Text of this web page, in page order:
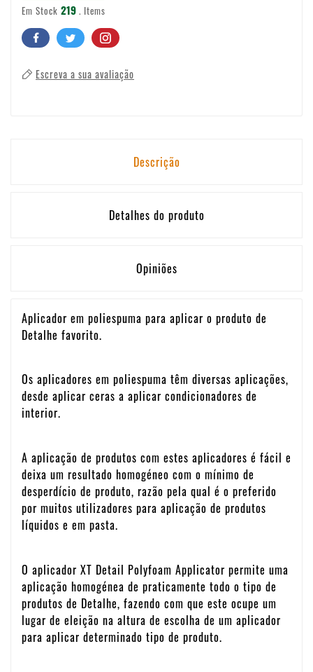
Em Stock 219 . Items
Escreva a sua avaliação
Descrição
Detalhes do produto
Opiniões
Aplicador em poliespuma para aplicar o produto de
Detalhe favorito.
Os aplicadores em poliespuma têm diversas aplicações,
desde aplicar ceras a aplicar condicionadores de
interior.
A aplicação de produtos com estes aplicadores é fácil e
deixa um resultado homogéneo com o mínimo de
desperdício de produto, razão pela qual é o preferido
por muitos utilizadores para aplicação de produtos
líquidos e em pasta.
O aplicador XT Detail Polyfoam Applicator permite uma
aplicação homogénea de praticamente todo o tipo de
produtos de Detalhe, fazendo com que este ocupe um
lugar de eleição na altura de escolha de um aplicador
para aplicar determinado tipo de produto.